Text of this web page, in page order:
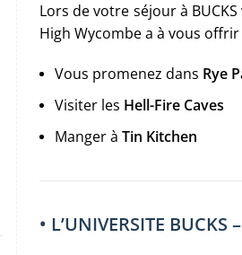
Lors de votre séjour à
High Wycombe a à vous offrir
Vous promenez dans Rye
Visiter les Hell-Fire Caves
Manger à Tin Kitchen
• L’UNIVERSITE